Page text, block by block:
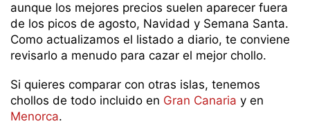
aunque los mejores precios suelen aparecer fuera
de los picos de agosto, Navidad y Semana Santa.
Como actualizamos el listado a diario, te conviene
revisarlo a menudo para cazar el mejor chollo.
Si quieres comparar con otras islas, tenemos
chollos de todo incluido en Gran Canaria y en
Menorca.